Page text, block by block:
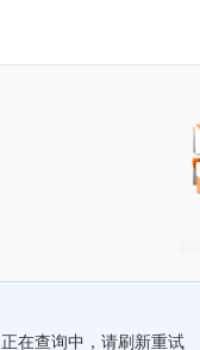
正在查询中，请刷新重试